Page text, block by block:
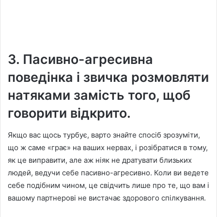
3. Пасивно-агресивна
поведінка і звичка розмовляти
натяками замість того, щоб
говорити відкрито.
Якщо вас щось турбує, варто знайте спосіб зрозуміти,
що ж саме «грає» на ваших нервах, і розібратися в тому,
як це виправити, але аж ніяк не дратувати близьких
людей, ведучи себе пасивно-агресивно. Коли ви ведете
себе подібним чином, це свідчить лише про те, що вам і
вашому партнерові не вистачає здорового спілкування.